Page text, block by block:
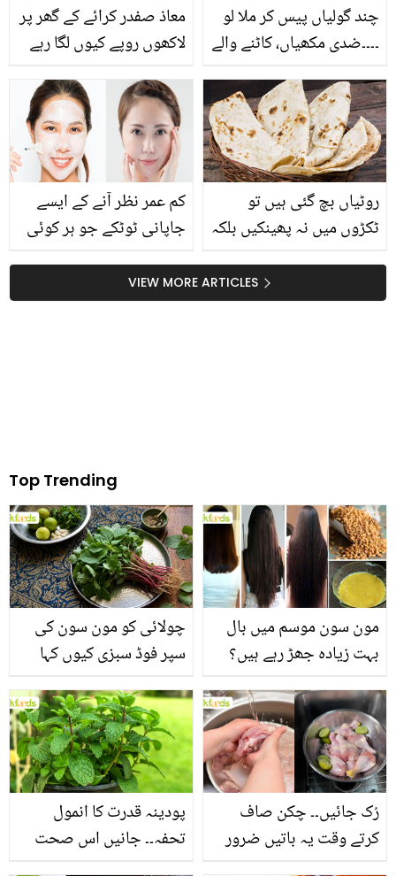
معاذ صفدر کرائے کے گھر پر
لاکھوں روپے کیوں لگا رہے
کی وجہ جان کر صارفین
برہم
چند گولیاں پیس کر ملا لو
۔۔۔۔ضدی مکھیاں، کاٹنے والے
گھر سے بھاگ جائیں گے
کم عمر نظر آنے کے ایسے
جاپانی ٹوٹکے جو ہر کوئی
روٹیاں بچ گئی ہیں تو
ٹکڑوں میں نہ پھینکیں بلکہ
پکوان،جو بھی کھائے
تعریف کئے بغیر رہ نہ پائے
VIEW MORE ARTICLES
Top Trending
چولائی کو مون سون کی
سپر فوڈ سبزی کیوں کہا
منرلز اور اینٹی آکسیڈنٹس
سے بھرپور اس سبزی کے
فائدے
مون سون موسم میں بال
بہت زیادہ جھڑ رہے ہیں؟
بنانے کے چند قدرتی طریقے
پودینہ قدرت کا انمول
تحفہ۔۔ جانیں اس صحت
رُک جائیں۔۔ چکن صاف
کرتے وقت یہ باتیں ضرور